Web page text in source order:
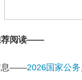
阅读——
——2026国家公